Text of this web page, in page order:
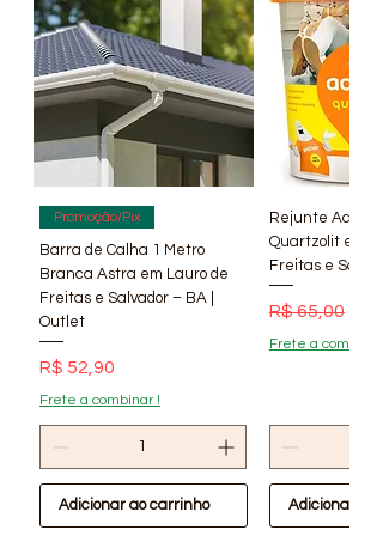
por encomenda com prazo de
entrega a ser negociado....
Promoção/Pix
Barra de Calha 1 Metro
Branca Astra em Lauro de
Freitas e Salvador – BA |
Outlet
Preço
R$ 52,90
Frete a combinar !
Adicionar ao carrinho
Rejunte Acrílico
Quartzolit em
Freitas e
Preço normal
R$ 65,00
Frete a combinar !
Adicionar ao